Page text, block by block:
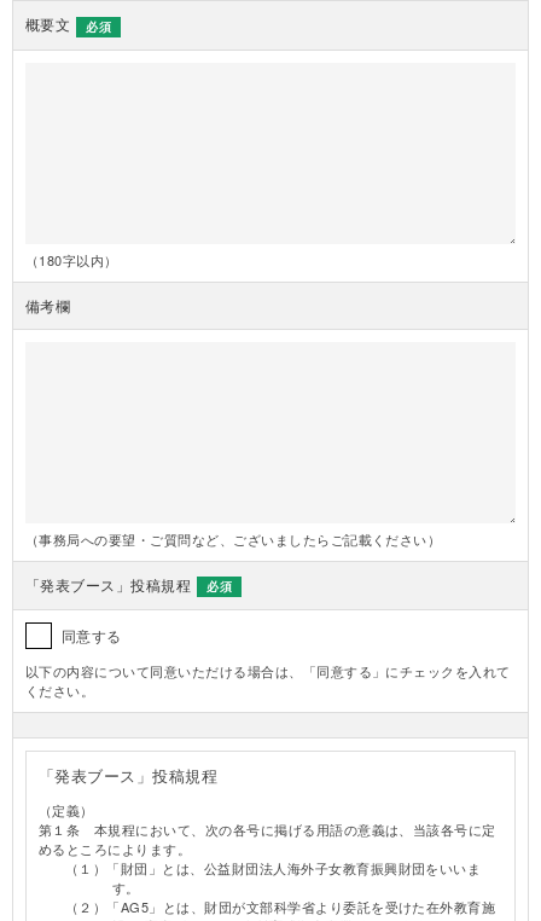
概要文 必須
（180字以内）
備考欄
（事務局への要望・ご質問など、ございましたらご記載ください）
「発表ブース」投稿規程 必須
同意する
以下の内容について同意いただける場合は、「同意する」にチェックを入れて
ください。
「発表ブース」投稿規程
（定義）
第１条 本規程において、次の各号に掲げる用語の意義は、当該各号に定
めるところによります。
（１）「財団」とは、公益財団法人海外子女教育振興財団をいいま
す。
（２）「AG5」とは、財団が文部科学省より委託を受けた在外教育施